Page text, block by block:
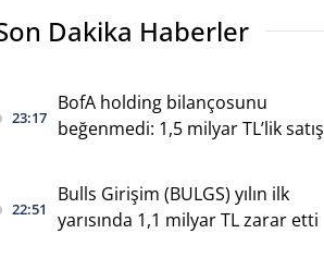
Dakika Haberler
23:17
BofA holding bilançosunu
beğenmedi: 1,5 milyar TL’lik satış
22:51
Bulls Girişim (BULGS) yılın ilk
yarısında 1,1 milyar TL zarar etti